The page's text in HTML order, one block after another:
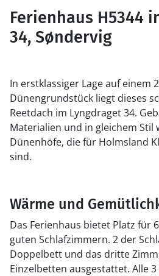
Ferienhaus H5344
34, Søndervig
In erstklassiger Lage auf einem
Dünengrundstück liegt dieses
Reetdach im Lyngdraget 34.
Materialien und in gleichem Stil
Dünenhöfe, die für Holmsland
sind.
Wärme und
Das Ferienhaus bietet Platz für
guten Schlafzimmern. 2 der
Doppelbett und das dritte
Einzelbetten ausgestattet. Alle